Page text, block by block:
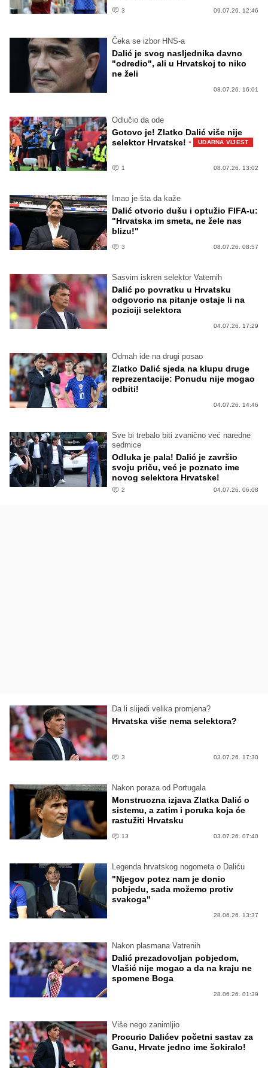
3 09.07.26. 12:46
Čeka se izbor HNS-a
Dalić je svog nasljednika davno
"odredio", ali u Hrvatskoj to niko
ne želi
08.07.26. 16:01
Odlučio da ode
Gotovo je! Zlatko Dalić više nije
selektor Hrvatske! · UDARNA VIJEST
1 08.07.26. 13:02
Imao je šta da kaže
Dalić otvorio dušu i optužio FIFA-u:
"Hrvatska im smeta, ne žele nas
blizu!"
3 08.07.26. 08:57
Sasvim iskren selektor Vaternih
Dalić po povratku u Hrvatsku
odgovorio na pitanje ostaje li na
poziciji selektora
04.07.26. 17:29
Odmah ide na drugi posao
Zlatko Dalić sjeda na klupu druge
reprezentacije: Ponudu nije mogao
odbiti!
04.07.26. 14:46
Sve bi trebalo biti zvanično već naredne
sedmice
Odluka je pala! Dalić je završio
svoju priču, već je poznato ime
novog selektora Hrvatske!
2 04.07.26. 06:08
Da li slijedi velika promjena?
Hrvatska više nema selektora?
3 03.07.26. 17:30
Nakon poraza od Portugala
Monstruozna izjava Zlatka Dalić o
sistemu, a zatim i poruka koja će
rastužiti Hrvatsku
13 03.07.26. 07:40
Legenda hrvatskog nogometa o Daliću
"Njegov potez nam je donio
pobjedu, sada možemo protiv
svakoga"
28.06.26. 13:37
Nakon plasmana Vatrenih
Dalić prezadovoljan pobjedom,
Vlašić nije mogao a da na kraju ne
spomene Boga
28.06.26. 01:39
Više nego zanimljio
Procurio Dalićev početni sastav za
Ganu, Hrvate jedno ime šokiralo!